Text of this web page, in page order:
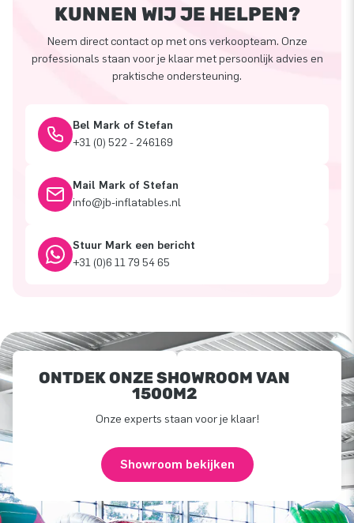
KUNNEN WIJ JE HELPEN?
Neem direct contact op met ons verkoopteam. Onze
professionals staan voor je klaar met persoonlijk advies en
praktische ondersteuning.
Bel Mark of Stefan
+31 (0) 522 - 246169
Mail Mark of Stefan
info@jb-inflatables.nl
Stuur Mark een bericht
+31 (0)6 11 79 54 65
ONTDEK ONZE SHOWROOM VAN
1500M2
Onze experts staan voor je klaar!
Showroom bekijken